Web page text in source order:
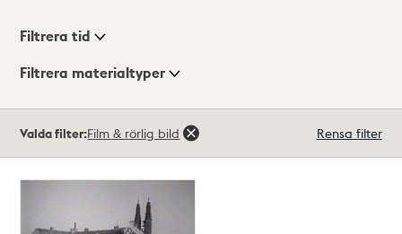
Visningsläge
Filtrera tid
Filtrera materialtyper
träffar
Valda filter:Film & rörlig bild Rensa filter